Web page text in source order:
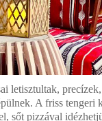
letisztultak,
A friss tengeri
sőt pizzával